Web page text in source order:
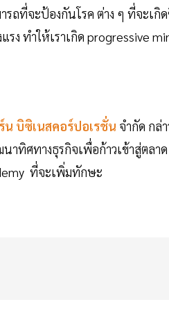
รถที่จะป้องกันโรค ต่าง ๆ ที่จะเ
ง ทำให้เราเกิด progressive
น บิซิเนสคอร์ปอเรชั่น จำกัด กล่
าทิศทางธุรกิจเพื่อก้าวเข้าสู่ตล
ที่จะเพิ่มทักษะ